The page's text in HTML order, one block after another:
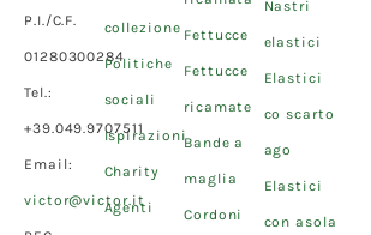
P.I./C.F.
01280300284
Tel.:
+39.049.9707511
Email:
victor@victor.it
collezione
Politiche
sociali
Ispirazioni
Charity
Agenti
Fettucce
Fettucce
ricamate
Bande a
maglia
Cordoni
Nastri
elastici
Elastici
co scarto
ago
Elastici
con asola